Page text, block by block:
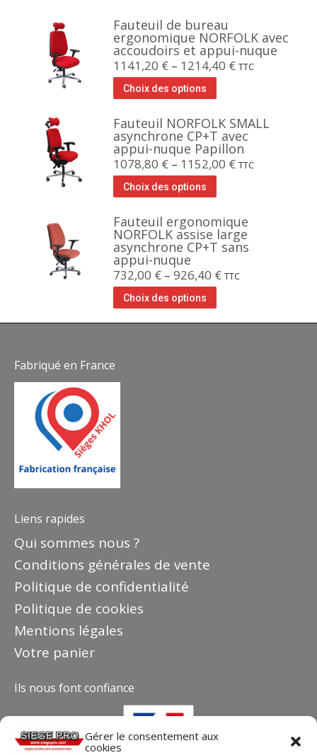
Gérer le consentement aux
cookies
Fauteuil de bureau
ergonomique NORFOLK avec
accoudoirs et appui-nuque
1141,20 € – 1214,40 € TTC
Choix des options
Fauteuil NORFOLK SMALL
asynchrone CP+T avec
appui-nuque Papillon
1078,80 € – 1152,00 € TTC
Choix des options
Fauteuil ergonomique
NORFOLK assise large
asynchrone CP+T sans
appui-nuque
732,00 € – 926,40 € TTC
Choix des options
Fabriqué en France
Liens rapides
Qui sommes nous ?
Conditions générales de vente
Politique de confidentialité
Politique de cookies
Mentions légales
Votre panier
Ils nous font confiance